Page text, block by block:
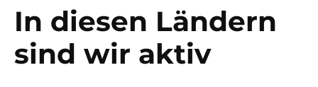
In diesen Ländern
sind wir aktiv